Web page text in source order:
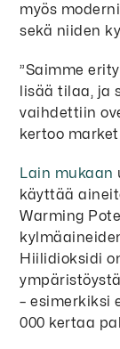
myös
sekä niiden
”Saimme
lisää tilaa, ja
vaihdettiin
kertoo
Lain mukaan
käyttää
Warming
Hiilidioksidi
– esimerkiksi
000 kertaa